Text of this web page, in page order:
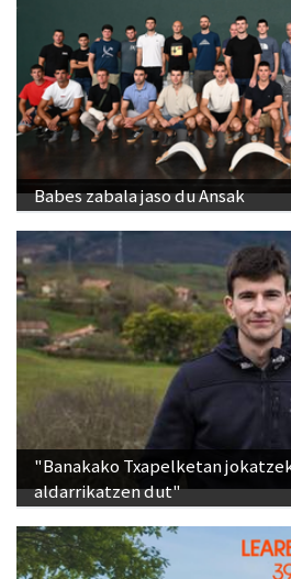
Babes zabala jaso du Ansak
"Banakako Txapelketan
aldarrikatzen dut"